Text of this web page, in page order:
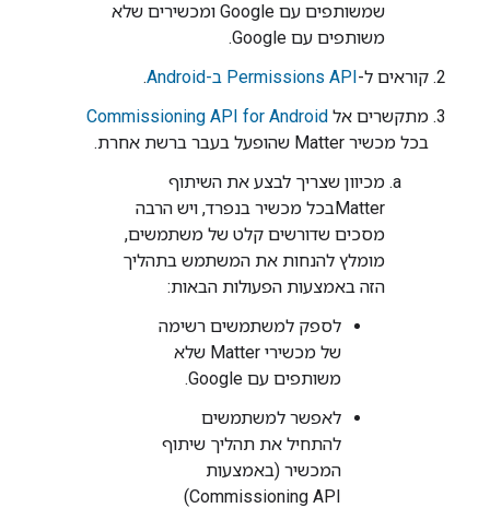
שמשותפים עם Google ומכשירים שלא
משותפים עם Google.
קוראים ל-Permissions API ב-Android
.
מתקשרים אל Commissioning API for Android
בכל מכשיר Matter שהופעל בעבר ברשת אחרת.
מכיוון שצריך לבצע את השיתוף
Matterבכל מכשיר בנפרד, ויש הרבה
מסכים שדורשים קלט של משתמשים,
מומלץ להנחות את המשתמש בתהליך
הזה באמצעות הפעולות הבאות:
לספק למשתמשים רשימה
של מכשירי Matter שלא
משותפים עם Google.
לאפשר למשתמשים
להתחיל את תהליך שיתוף
המכשיר (באמצעות
Commissioning API)